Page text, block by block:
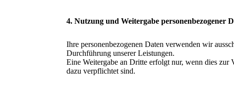
4. Nutzung und Weitergabe personenbezogener
Ihre personenbezogenen Daten verwenden wir
Durchführung unserer Leistungen.
Eine Weitergabe an Dritte erfolgt nur, wenn dies
dazu verpflichtet sind.